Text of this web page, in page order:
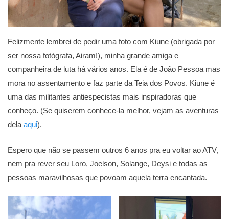
Felizmente lembrei de pedir uma foto com Kiune (obrigada por
ser nossa fotógrafa, Airam!), minha grande amiga e
companheira de luta há vários anos. Ela é de João Pessoa mas
mora no assentamento e faz parte da Teia dos Povos. Kiune é
uma das militantes antiespecistas mais inspiradoras que
conheço. (Se quiserem conhece-la melhor, vejam as aventuras
dela aqui).
Espero que não se passem outros 6 anos pra eu voltar ao ATV,
nem pra rever seu Loro, Joelson, Solange, Deysi e todas as
pessoas maravilhosas que povoam aquela terra encantada.